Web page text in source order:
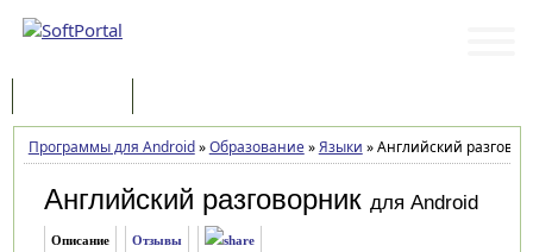
Программы для Android»Образование»Языки »Английский
Английский разговорник для Android
Описание Отзывы